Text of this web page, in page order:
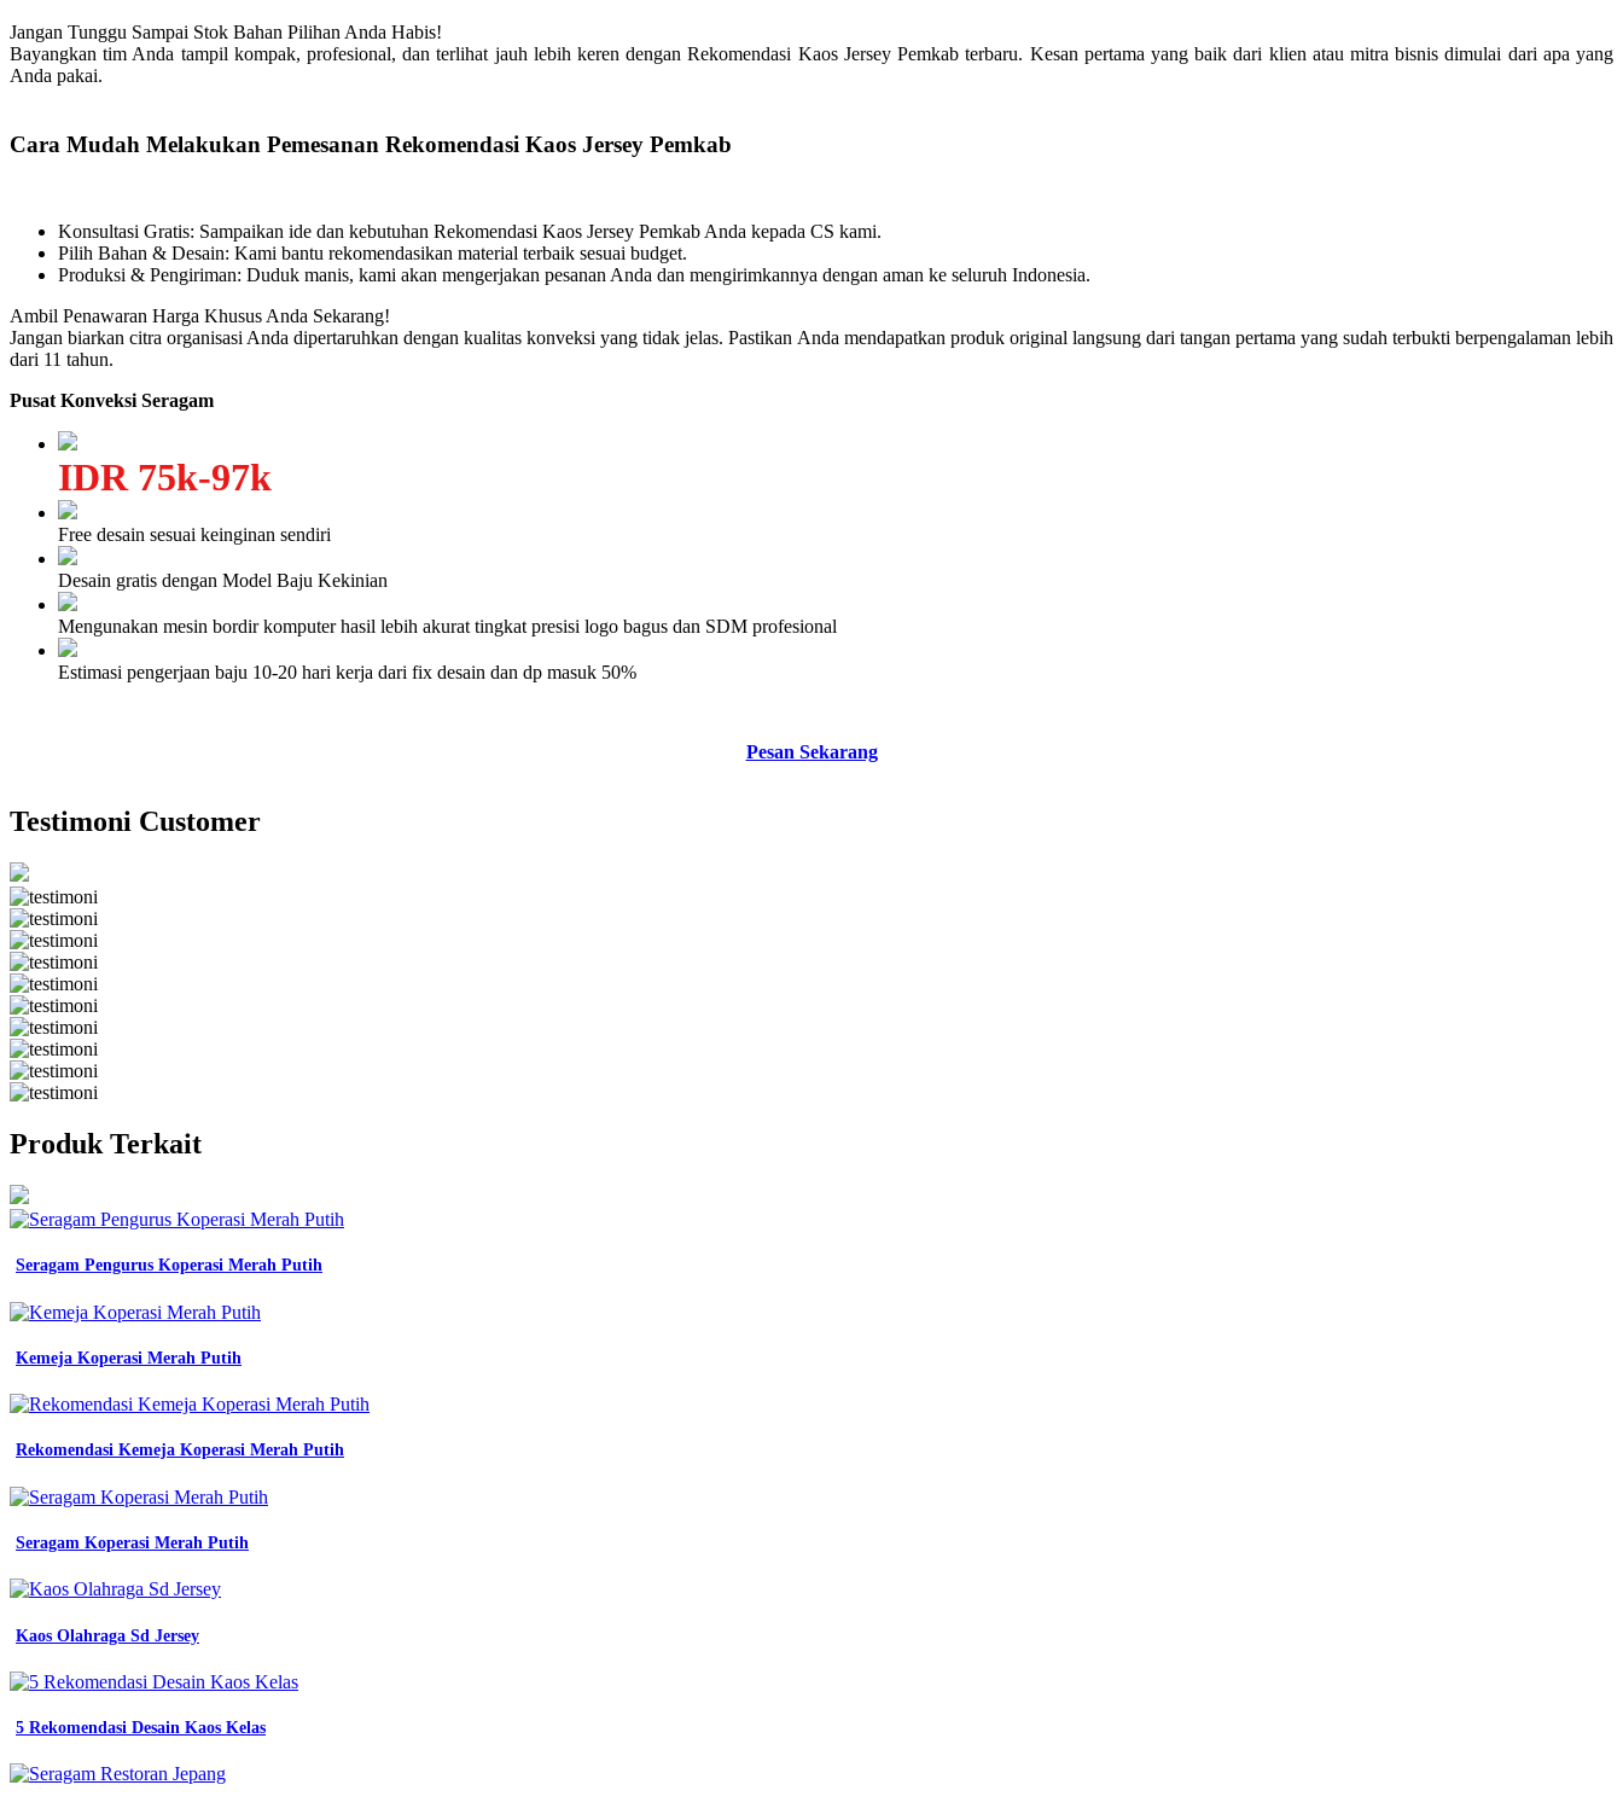
Jangan Tunggu Sampai Stok Bahan Pilihan Anda Habis!
Bayangkan tim Anda tampil kompak, profesional, dan terlihat jauh lebih keren dengan Rekomendasi Kaos Jersey Pemkab terbaru. Kesan pertama yang baik dari klien atau mitra bisnis dimulai dari apa yang
Anda pakai.
Cara Mudah Melakukan Pemesanan Rekomendasi Kaos Jersey Pemkab
Konsultasi Gratis: Sampaikan ide dan kebutuhan Rekomendasi Kaos Jersey Pemkab Anda kepada CS kami.
Pilih Bahan & Desain: Kami bantu rekomendasikan material terbaik sesuai budget.
Produksi & Pengiriman: Duduk manis, kami akan mengerjakan pesanan Anda dan mengirimkannya dengan aman ke seluruh Indonesia.
Ambil Penawaran Harga Khusus Anda Sekarang!
Jangan biarkan citra organisasi Anda dipertaruhkan dengan kualitas konveksi yang tidak jelas. Pastikan Anda mendapatkan produk original langsung dari tangan pertama yang sudah terbukti berpengalaman lebih
dari 11 tahun.
Pusat Konveksi Seragam
IDR 75k-97k
Free desain sesuai keinginan sendiri
Desain gratis dengan Model Baju Kekinian
Mengunakan mesin bordir komputer hasil lebih akurat tingkat presisi logo bagus dan SDM profesional
Estimasi pengerjaan baju 10-20 hari kerja dari fix desain dan dp masuk 50%
Pesan Sekarang
Testimoni Customer
Produk Terkait
Seragam Pengurus Koperasi Merah Putih
Kemeja Koperasi Merah Putih
Rekomendasi Kemeja Koperasi Merah Putih
Seragam Koperasi Merah Putih
Kaos Olahraga Sd Jersey
5 Rekomendasi Desain Kaos Kelas